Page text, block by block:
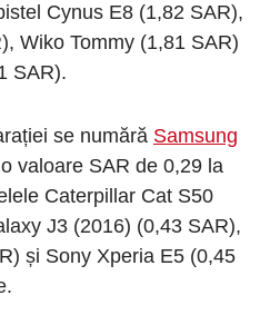
Cynus E8 (1,82 SAR),
Wiko Tommy (1,81 SAR)
SAR).
se numără Samsung
valoare SAR de 0,29 la
Caterpillar Cat S50
J3 (2016) (0,43 SAR),
și Sony Xperia E5 (0,45